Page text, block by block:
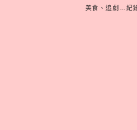
美食、追劇…紀